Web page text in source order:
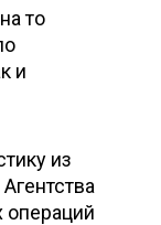
то
и
из
операций